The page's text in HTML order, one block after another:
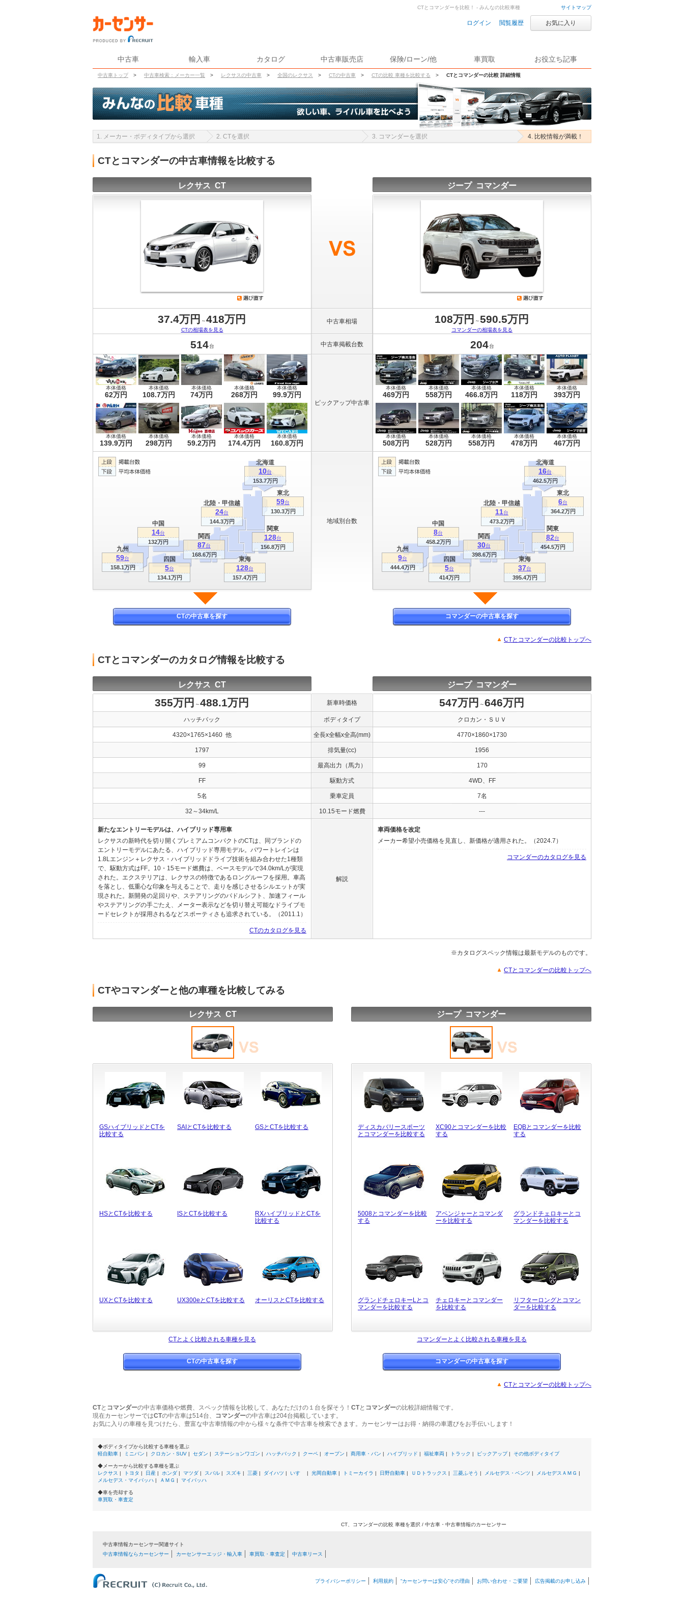
サイトマップ
ログイン 閲覧履歴 お気に入り
中古車 輸入車 カタログ 中古車販売店 保険/ローン/他 車買取 お役立ち記事
中古車トップ > 中古車検索：メーカー一覧 > レクサスの中古車 > 全国のレクサス > CTの中古車 > CTの比較 車種を比較する > CTとコマンダーの比較 詳細情報
CTとコマンダーを比較！ - みんなの比較車種
1. メーカー・ボディタイプから選択 2. CTを選択 3. コマンダーを選択 4. 比較情報が満載！
CTとコマンダーの中古車情報を比較する
レクサス CT ジープ コマンダー
37.4万円 ～418万円
CTの相場表を見る
中古車相場 108万円 ～590.5万円
コマンダーの相場表を見る
514 台 中古車掲載台数 204 台
本体価格
62万円
本体価格
108.7万円
本体価格
74万円
本体価格
268万円
本体価格
99.9万円
本体価格
139.9万円
本体価格
298万円
本体価格
59.2万円
本体価格
174.4万円
本体価格
160.8万円
ピックアップ中古車
本体価格
469万円
本体価格
558万円
本体価格
466.8万円
本体価格
118万円
本体価格
393万円
本体価格
508万円
本体価格
528万円
本体価格
558万円
本体価格
478万円
本体価格
467万円
関東
128台
156.8万円
関西
87台
168.6万円
東海
128台
157.4万円
北海道
10台
153.7万円
九州
59台
158.1万円
東北
59台
130.3万円
北陸・甲信越
24台
144.3万円
中国
14台
132万円
四国
5台
134.1万円
地域別台数
関東
82台
454.5万円
関西
30台
398.6万円
東海
37台
395.4万円
北海道
16台
462.5万円
九州
9台
444.4万円
東北
6台
364.2万円
北陸・甲信越
11台
473.2万円
中国
8台
458.2万円
四国
5台
414万円
CTの中古車を探す コマンダーの中古車を探す
CTとコマンダーの比較トップへ
CTとコマンダーのカタログ情報を比較する
レクサス CT ジープ コマンダー
355万円 ～488.1万円 新車時価格 547万円 ～646万円
ハッチバック ボディタイプ クロカン・ＳＵＶ
4320×1765×1460 他 全長x全幅x全高(mm) 4770×1860×1730
1797 排気量(cc) 1956
99 最高出力（馬力） 170
FF 駆動方式 4WD、FF
5名 乗車定員 7名
32～34km/L 10.15モード燃費 ---
新たなエントリーモデルは、ハイブリッド専用車
レクサスの新時代を切り開くプレミアムコンパクトのCTは、同ブランドの
エントリーモデルにあたる、ハイブリッド専用モデル。パワートレインは
1.8Lエンジン＋レクサス・ハイブリッドドライブ技術を組み合わせた1種類
で、駆動方式はFF。10・15モード燃費は、ベースモデルで34.0km/Lが実現
された。エクステリアは、レクサスの特徴であるロングルーフを採用。車高
を落とし、低重心な印象を与えることで、走りを感じさせるシルエットが実
現された。新開発の足回りや、ステアリングのパドルシフト、加速フィール
やステアリングの手ごたえ、メーター表示などを切り替え可能なドライブモ
ードセレクトが採用されるなどスポーティさも追求されている。（2011.1）
CTのカタログを見る
解説
車両価格を改定
メーカー希望小売価格を見直し、新価格が適用された。（2024.7）
コマンダーのカタログを見る
※カタログスペック情報は最新モデルのものです。
CTとコマンダーの比較トップへ
CTやコマンダーと他の車種を比較してみる
レクサス CT
GSハイブリッドとCTを
比較する
SAIとCTを比較する GSとCTを比較する
HSとCTを比較する ISとCTを比較する
RXハイブリッドとCTを
比較する
UXとCTを比較する UX300eとCTを比較する オーリスとCTを比較する
ジープ コマンダー
ディスカバリースポーツ
とコマンダーを比較する
XC90とコマンダーを比較
する
EQBとコマンダーを比較
する
5008とコマンダーを比較
する
アベンジャーとコマンダ
ーを比較する
グランドチェロキーとコ
マンダーを比較する
グランドチェロキーLとコ
マンダーを比較する
チェロキーとコマンダー
を比較する
リフターロングとコマン
ダーを比較する
CTとよく比較される車種を見る コマンダーとよく比較される車種を見る
CTの中古車を探す コマンダーの中古車を探す
CTとコマンダーの比較トップへ
CTと コマンダーの中古車価格や燃費、スペック情報を比較して、あなただけの１台を探そう！ CTと コマンダーの比較詳細情報です。
現在カーセンサーではCTの中古車は514台、 コマンダーの中古車は204台掲載しています。
お気に入りの車種を見つけたら、豊富な中古車情報の中から様々な条件で中古車を検索できます。カーセンサーはお得・納得の車選びをお手伝いします！
◆ボディタイプから比較する車種を選ぶ
軽自動車 | ミニバン | クロカン・SUV | セダン | ステーションワゴン | ハッチバック | クーペ | オープン | 商用車・バン | ハイブリッド | 福祉車両 | トラック | ピックアップ| その他ボディタイプ
◆メーカーから比較する車種を選ぶ
レクサス | トヨタ | 日産 | ホンダ | マツダ | スバル | スズキ | 三菱 | ダイハツ | いすゞ | 光岡自動車 | トミーカイラ | 日野自動車 | ＵＤトラックス | 三菱ふそう | メルセデス・ベンツ | メルセデスＡＭＧ |
メルセデス・マイバッハ | ＡＭＧ | マイバッハ
◆車を売却する
車買取・車査定
CT、コマンダーの比較 車種を選択 / 中古車・中古車情報のカーセンサー
中古車情報カーセンサー関連サイト
中古車情報ならカーセンサー
カーセンサーエッジ・輸入車 車買取・車査定 中古車リース
プライバシーポリシー 利用規約 “カーセンサーは安心”その理由 お問い合わせ・ご要望 広告掲載のお申し込み